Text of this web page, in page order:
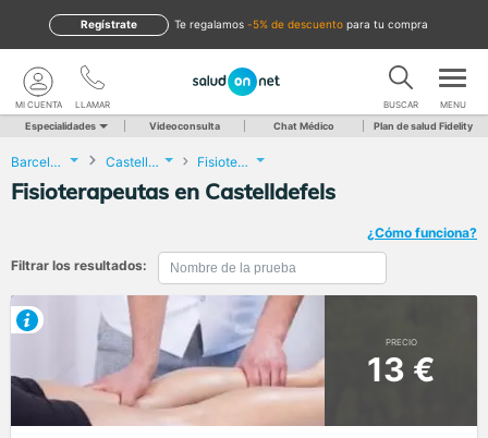
te regalamos -5% de descuento para tu compra
Regístrate
LLAMAR
MI CUENTA BUSCAR MENU
Especialidades Videoconsulta Chat Médico Plan de salud Fidelity
Barcelona Castelldefels Fisioterapia
Fisioterapeutas en Castelldefels
¿Cómo funciona?
Filtrar los resultados:
PRECIO
13 €